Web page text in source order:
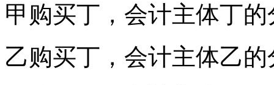
甲购买丁，会计主体丁的
乙购买丁，会计主体乙的